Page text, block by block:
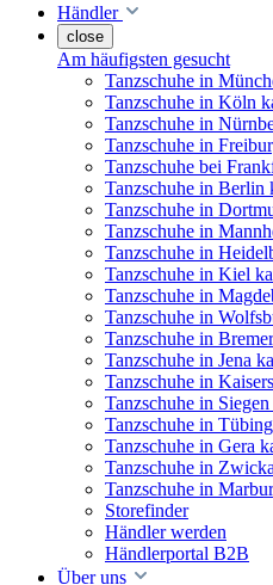
Händler
close
Am häufigsten gesucht
Tanzschuhe in
Tanzschuhe in Köln
Tanzschuhe in
Tanzschuhe in
Tanzschuhe bei
Tanzschuhe in Berlin
Tanzschuhe in
Tanzschuhe in
Tanzschuhe in
Tanzschuhe in Kiel
Tanzschuhe in
Tanzschuhe in
Tanzschuhe in
Tanzschuhe in Jena
Tanzschuhe in
Tanzschuhe in
Tanzschuhe in
Tanzschuhe in Gera
Tanzschuhe in
Tanzschuhe in
Storefinder
Händler werden
Händlerportal B2B
Über uns